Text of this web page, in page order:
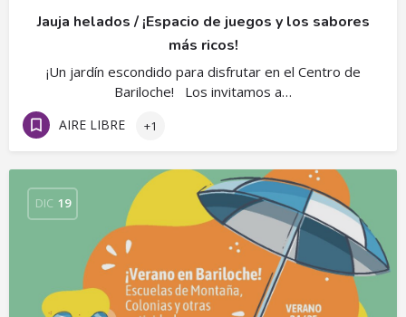
Jauja helados / ¡Espacio de juegos y los sabores
más ricos!
¡Un jardín escondido para disfrutar en el Centro de
Bariloche! Los invitamos a…
AIRE LIBRE +1
DIC 19